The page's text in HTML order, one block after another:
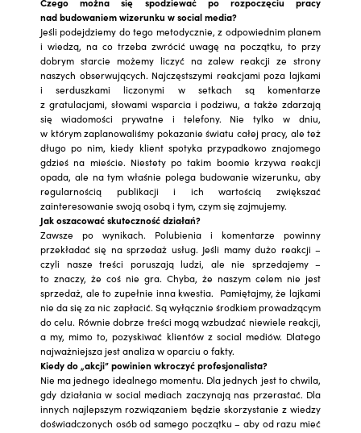
nad budowaniem wizerunku w social media?
Jeśli podejdziemy do tego metodycznie, z odpowiednim planem
i wiedzą, na co trzeba zwrócić uwagę na początku, to przy
dobrym starcie możemy liczyć na zalew reakcji ze strony
naszych obserwujących. Najczęstszymi reakcjami poza lajkami
i serduszkami liczonymi w setkach są komentarze
z gratulacjami, słowami wsparcia i podziwu, a także zdarzają
się wiadomości prywatne i telefony. Nie tylko w dniu,
w którym zaplanowaliśmy pokazanie światu całej pracy, ale też
długo po nim, kiedy klient spotyka przypadkowo znajomego
gdzieś na mieście. Niestety po takim boomie krzywa reakcji
opada, ale na tym właśnie polega budowanie wizerunku, aby
regularnością publikacji i ich wartością zwiększać
zainteresowanie swoją osobą i tym, czym się zajmujemy.
Jak oszacować skuteczność działań?
Zawsze po wynikach. Polubienia i komentarze powinny
przekładać się na sprzedaż usług. Jeśli mamy dużo reakcji –
czyli nasze treści poruszają ludzi, ale nie sprzedajemy –
to znaczy, że coś nie gra. Chyba, że naszym celem nie jest
sprzedaż, ale to zupełnie inna kwestia. Pamiętajmy, że lajkami
nie da się za nic zapłacić. Są wyłącznie środkiem prowadzącym
do celu. Równie dobrze treści mogą wzbudzać niewiele reakcji,
a my, mimo to, pozyskiwać klientów z social mediów. Dlatego
najważniejsza jest analiza w oparciu o fakty.
Kiedy do „akcji” powinien wkroczyć profesjonalista?
Nie ma jednego idealnego momentu. Dla jednych jest to chwila,
gdy działania w social mediach zaczynają nas przerastać. Dla
innych najlepszym rozwiązaniem będzie skorzystanie z wiedzy
doświadczonych osób od samego początku – aby od razu mieć